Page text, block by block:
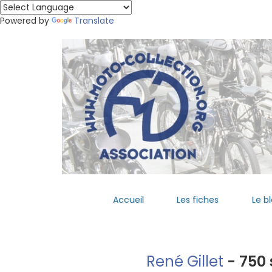
Powered by Translate
Accueil Les fiches Le
René Gillet - 750